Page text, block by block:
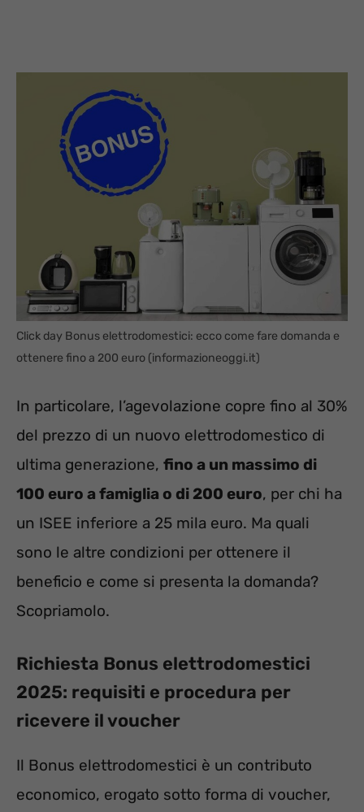
Click day Bonus elettrodomestici: ecco come fare domanda e
ottenere fino a 200 euro (informazioneoggi.it)
In particolare, l’agevolazione copre fino al 30%
del prezzo di un nuovo elettrodomestico di
ultima generazione, fino a un massimo di
100 euro a famiglia o di 200 euro, per chi ha
un ISEE inferiore a 25 mila euro. Ma quali
sono le altre condizioni per ottenere il
beneficio e come si presenta la domanda?
Scopriamolo.
Richiesta Bonus elettrodomestici
2025: requisiti e procedura per
ricevere il voucher
Il Bonus elettrodomestici è un contributo
economico, erogato sotto forma di voucher,